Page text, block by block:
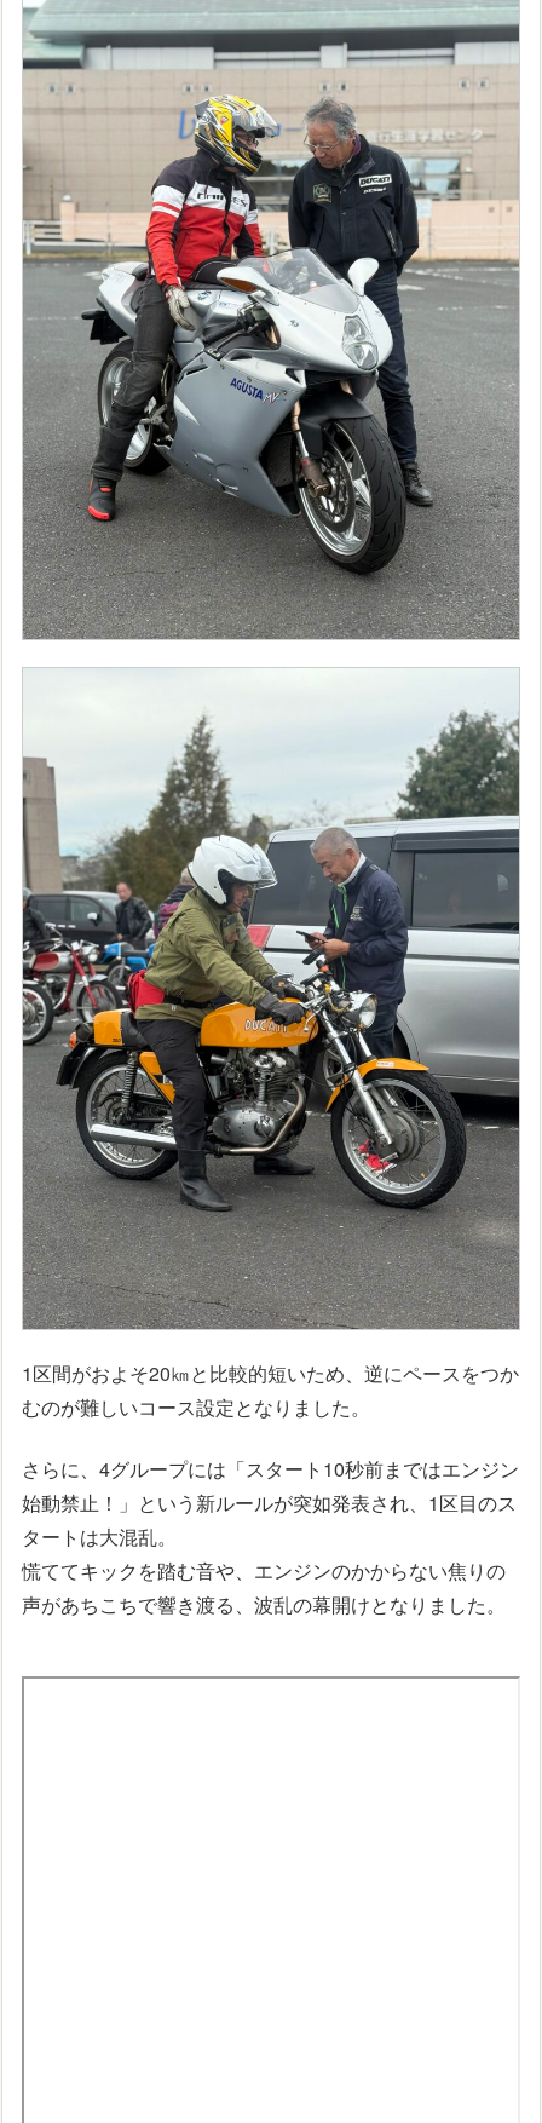
1区間がおよそ20㎞と比較的短いため、逆にペースをつか
むのが難しいコース設定となりました。
さらに、4グループには「スタート10秒前まではエンジン
始動禁止！」という新ルールが突如発表され、1区目のス
タートは大混乱。
慌ててキックを踏む音や、エンジンのかからない焦りの
声があちこちで響き渡る、波乱の幕開けとなりました。